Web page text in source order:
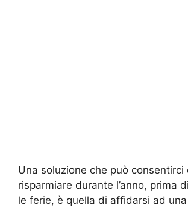
Una soluzione che può consentirci
risparmiare durante l’anno, prima
le ferie, è quella di affidarsi ad